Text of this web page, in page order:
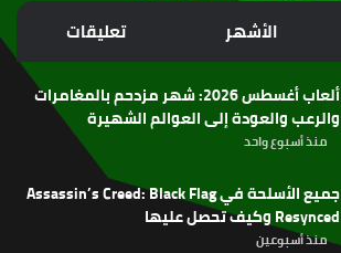
الموقع
RSS
الأشهر تعليقات
ألعاب أغسطس 2026: شهر مزدحم بالمغامرات
والرعب والعودة إلى العوالم الشهيرة
منذ أسبوع واحد
جميع الأسلحة في Assassin’s Creed: Black Flag
Resynced وكيف تحصل عليها
منذ أسبوعين